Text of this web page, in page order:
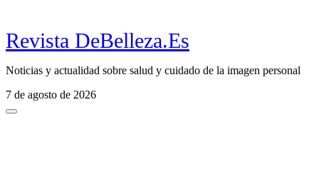
Revista DeBelleza.Es
Noticias y actualidad sobre salud y cuidado de la imagen personal
7 de agosto de 2026